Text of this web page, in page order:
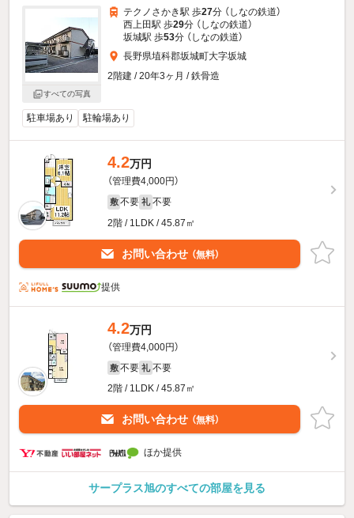
すべての写真
テクノさかき駅 歩27分 （しなの鉄道）
西上田駅 歩29分 （しなの鉄道）
坂城駅 歩53分 （しなの鉄道）
長野県埴科郡坂城町大字坂城
2階建 / 20年3ヶ月 / 鉄骨造
駐車場あり 駐輪場あり
4.2万円
（管理費4,000円）
敷 不要 礼 不要
2階 / 1LDK / 45.87㎡
お問い合わせ （無料）
提供
4.2万円
（管理費4,000円）
敷 不要 礼 不要
2階 / 1LDK / 45.87㎡
お問い合わせ （無料）
ほか提供
サープラス旭のすべての部屋を見る